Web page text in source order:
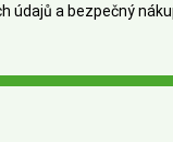
údajů a bezpečný